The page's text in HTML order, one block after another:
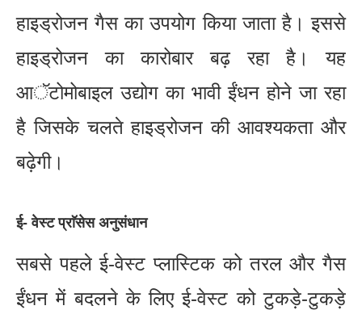
हाइड्रोजन गैस का उपयोग किया जाता है। इससे
हाइड्रोजन का कारोबार बढ़ रहा है। यह
आॅटोमोबाइल उद्योग का भावी ईंधन होने जा रहा
है जिसके चलते हाइड्रोजन की आवश्यकता और
बढ़ेगी।
ई- वेस्ट प्राॅसेस अनुसंधान
सबसे पहले ई-वेस्ट प्लास्टिक को तरल और गैस
ईंधन में बदलने के लिए ई-वेस्ट को टुकड़े-टुकड़े